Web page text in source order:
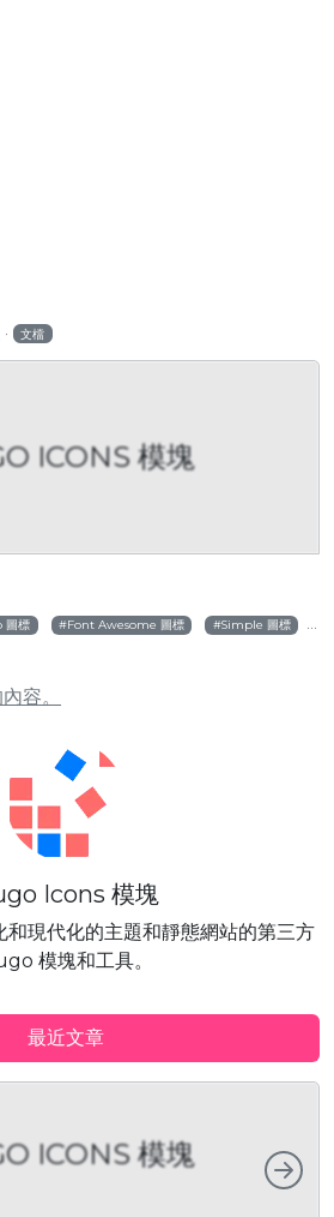
文檔
ICONS 模塊
圖標 Font Awesome 圖標 Simple 圖標
容。
Icons 模塊
和現代化的主題和靜態網站的第三方
模塊和工具。
最近文章
ICONS 模塊 向